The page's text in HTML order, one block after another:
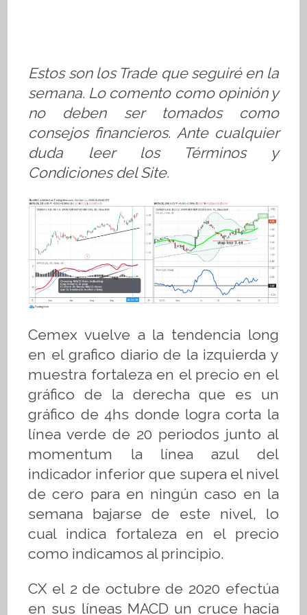
Estos son los Trade que seguiré en la
semana. Lo comento como opinión y
no deben ser tomados como
consejos financieros. Ante cualquier
duda leer los Términos y
Condiciones del Site.
Cemex vuelve a la tendencia long
en el grafico diario de la izquierda y
muestra fortaleza en el precio en el
gráfico de la derecha que es un
gráfico de 4hs donde logra corta la
línea verde de 20 periodos junto al
momentum la línea azul del
indicador inferior que supera el nivel
de cero para en ningún caso en la
semana bajarse de este nivel, lo
cual indica fortaleza en el precio
como indicamos al principio.
CX el 2 de octubre de 2020 efectúa
en sus líneas MACD un cruce hacia